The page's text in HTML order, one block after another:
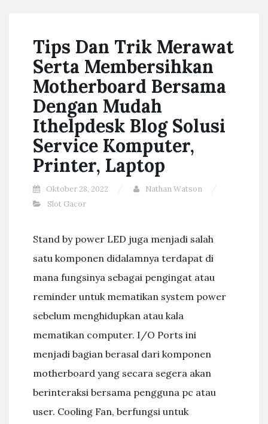
Tips Dan Trik Merawat
Serta Membersihkan
Motherboard Bersama
Dengan Mudah
Ithelpdesk Blog Solusi
Service Komputer,
Printer, Laptop
Oktober 28, 2022
Nathan Watson
Slot Gacor
Stand by power LED juga menjadi salah
satu komponen didalamnya terdapat di
mana fungsinya sebagai pengingat atau
reminder untuk mematikan system power
sebelum menghidupkan atau kala
mematikan computer. I/O Ports ini
menjadi bagian berasal dari komponen
motherboard yang secara segera akan
berinteraksi bersama pengguna pc atau
user. Cooling Fan, berfungsi untuk